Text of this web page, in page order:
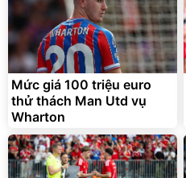
Flash Sale
Mức giá 100 triệu euro
thử thách Man Utd vụ
Wharton